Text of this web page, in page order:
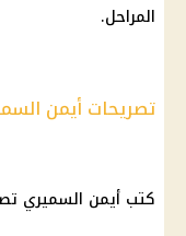
المراحل.
تصريحات أيمن
كتب أيمن السميري